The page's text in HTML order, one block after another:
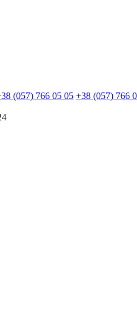
(057) 766 05 05 +38 (057) 766